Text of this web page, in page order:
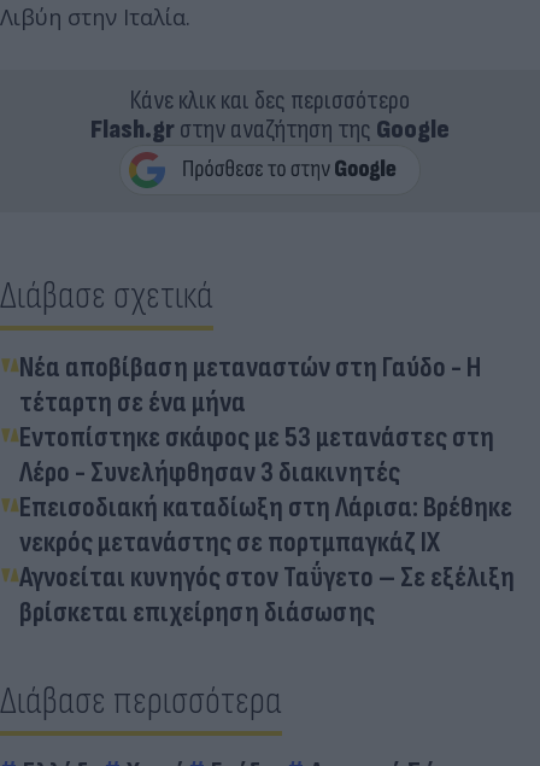
Λιβύη στην Ιταλία.
Κάνε κλικ και δες περισσότερο
Flash.grστην αναζήτηση της Google
Διάβασε σχετικά
Νέα αποβίβαση μεταναστών στη Γαύδο - Η
τέταρτη σε ένα μήνα
Εντοπίστηκε σκάφος με 53 μετανάστες στη
Λέρο - Συνελήφθησαν 3 διακινητές
Επεισοδιακή καταδίωξη στη Λάρισα: Βρέθηκε
νεκρός μετανάστης σε πορτμπαγκάζ ΙΧ
Αγνοείται κυνηγός στον Ταΰγετο – Σε εξέλιξη
βρίσκεται επιχείρηση διάσωσης
Διάβασε περισσότερα